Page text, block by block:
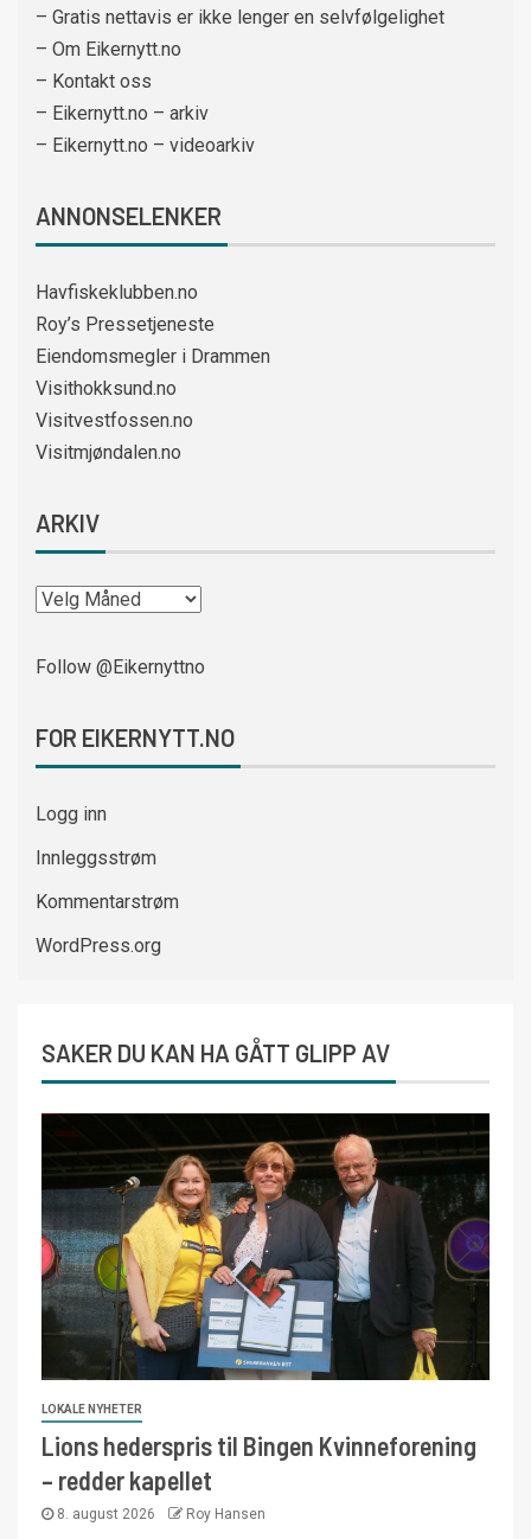
– Gratis nettavis er ikke lenger en selvfølgelighet
– Om Eikernytt.no
– Kontakt oss
– Eikernytt.no – arkiv
– Eikernytt.no – videoarkiv
ANNONSELENKER
Havfiskeklubben.no
Roy’s Pressetjeneste
Eiendomsmegler i Drammen
Visithokksund.no
Visitvestfossen.no
Visitmjøndalen.no
ARKIV
Follow @Eikernyttno
FOR EIKERNYTT.NO
Logg inn
Innleggsstrøm
Kommentarstrøm
WordPress.org
SAKER DU KAN HA GÅTT GLIPP AV
LOKALE NYHETER
Lions hederspris til Bingen Kvinneforening
– redder kapellet
8. august 2026 Roy Hansen